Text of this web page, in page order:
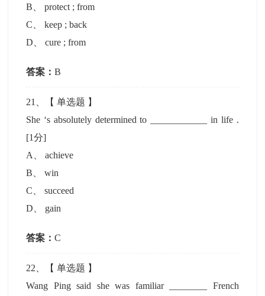
B 、protect ; from
C 、keep ; back
D 、cure ; from
答案：B
21 、【单选题 】
She ‘s absolutely determined to ____________ in life .
[1分]
A
、achieve
B 、win
C 、succeed
D
gain
答案：C
22 、【单选题 】
Wang Ping said she was familiar ________ French